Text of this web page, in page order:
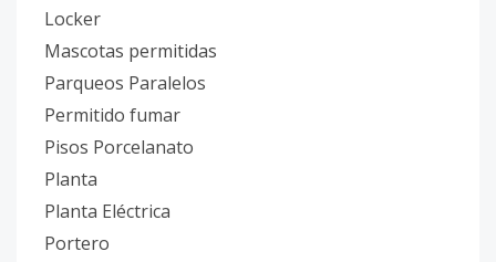
Locker
Mascotas permitidas
Parqueos Paralelos
Permitido fumar
Pisos Porcelanato
Planta
Planta Eléctrica
Portero